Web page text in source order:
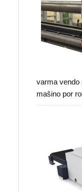
varma vendo
maŝino por